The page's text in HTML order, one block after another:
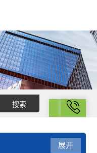
拨号
展开